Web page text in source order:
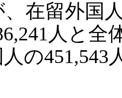
在留外国
人と
の451,543